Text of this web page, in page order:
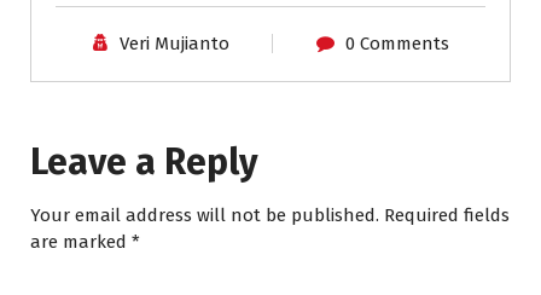
Veri Mujianto 0 Comments
Leave a Reply
Your email address will not be published. Required fields
are marked *